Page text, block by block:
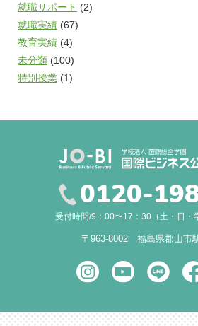
就職サポート (2)
就職実績 (67)
教育実績 (4)
未分類 (100)
特別授業 (1)
0120-
受付時間/9：00〜17：30（土・日・
〒963-8002 福島県郡山市